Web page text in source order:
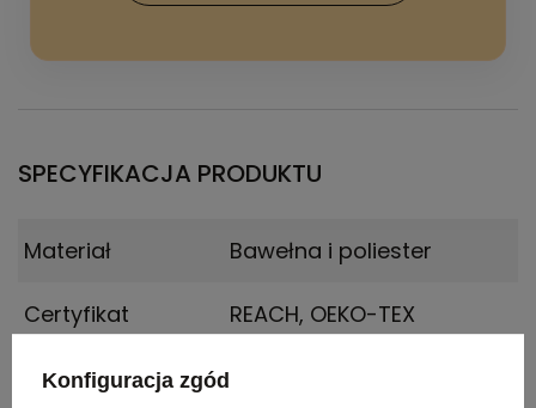
SPECYFIKACJA PRODUKTU
Materiał Bawełna i poliester
Certyfikat REACH, OEKO-TEX
Płeć
Konfiguracja zgód